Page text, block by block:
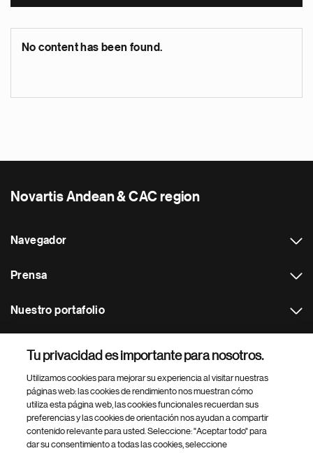
No content has been found.
Novartis Andean & CAC region
Navegador
Prensa
Nuestro portafolio
Footer Site Search
Tu privacidad es importante para nosotros.
Utilizamos cookies para mejorar su experiencia al visitar nuestras
páginas web: las cookies de rendimiento nos muestran cómo
utiliza esta página web, las cookies funcionales recuerdan sus
preferencias y las cookies de orientación nos ayudan a compartir
contenido relevante para usted. Seleccione: "Aceptar todo" para
dar su consentimiento a todas las cookies, seleccione